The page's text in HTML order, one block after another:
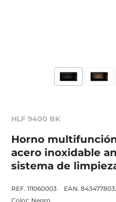
HLF 9400 BK
Horno
acero inoxidable
sistema de
REF. 111060003
EAN.
Color: Negro